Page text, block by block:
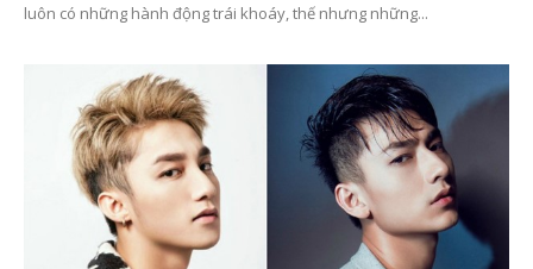
luôn có những hành động trái khoáy, thế nhưng những...